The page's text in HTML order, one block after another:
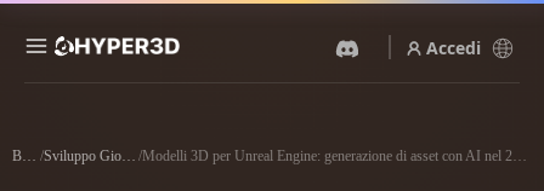
Accedi
Rodin ChatAvatar
Funzionalità
Blog / Sviluppo Giochi / Modelli 3D per Unreal Engine: generazione di asset con AI nel 2026